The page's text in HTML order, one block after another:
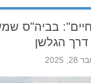
בביה"ס
דרך הגלשן
2025